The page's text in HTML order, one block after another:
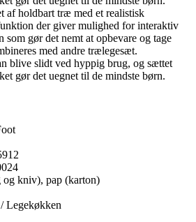
af holdbart træ med et realistisk
der giver mulighed for interaktiv
som gør det nemt at opbevare og tage
med andre trælegesæt.
blive slidt ved hyppig brug, og sættet
gør det uegnet til de mindste børn.
kniv), pap (karton)
Legekøkken